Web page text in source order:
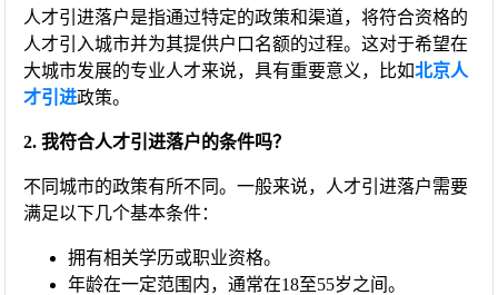
人才引进落户是指通过特定的政策和渠道，将符合资格的
人才引入城市并为其提供户口名额的过程。这对于希望在
大城市发展的专业人才来说，具有重要意义，比如北京人
才引进政策。
2. 我符合人才引进落户的条件吗？
不同城市的政策有所不同。一般来说，人才引进落户需要
满足以下几个基本条件：
拥有相关学历或职业资格。
年龄在一定范围内，通常在18至55岁之间。